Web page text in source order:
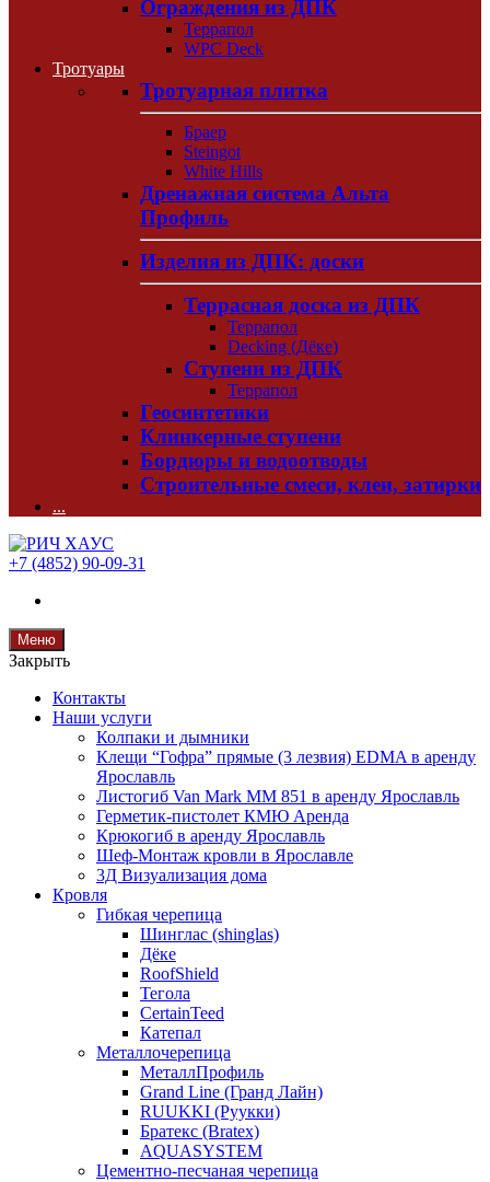
Ограждения из ДПК
Террапол
WPC Deck
Тротуары
Тротуарная плитка
Браер
Steingot
White Hills
Дренажная система Альта
Профиль
Изделия из ДПК: доски
Террасная доска из ДПК
Террапол
Decking (Дёке)
Ступени из ДПК
Террапол
Геосинтетики
Клинкерные ступени
Бордюры и водоотводы
Строительные смеси, клеи, затирки
...
+7 (4852) 90-09-31
Меню
Закрыть
Контакты
Наши услуги
Колпаки и дымники
Клещи “Гофра” прямые (3 лезвия) EDMA в аренду
Ярославль
Листогиб Van Mark MM 851 в аренду Ярославль
Герметик-пистолет КМЮ Аренда
Крюкогиб в аренду Ярославль
Шеф-Монтаж кровли в Ярославле
3Д Визуализация дома
Кровля
Гибкая черепица
Шинглас (shinglas)
Дёке
RoofShield
Тегола
CertainTeed
Катепал
Металлочерепица
МеталлПрофиль
Grand Line (Гранд Лайн)
RUUKKI (Руукки)
Братекс (Bratex)
AQUASYSTEM
Цементно-песчаная черепица